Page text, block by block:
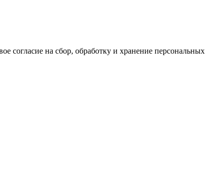
согласие на сбор, обработку и хранение персональных